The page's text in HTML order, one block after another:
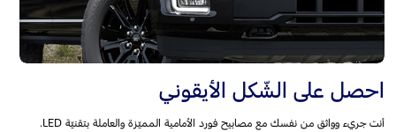
احصل على الشّكل الأيقوني
أنت جريء وواثق من نفسك مع مصابيح فورد الأمامية المميّزة والعاملة بتقنيّة LED.